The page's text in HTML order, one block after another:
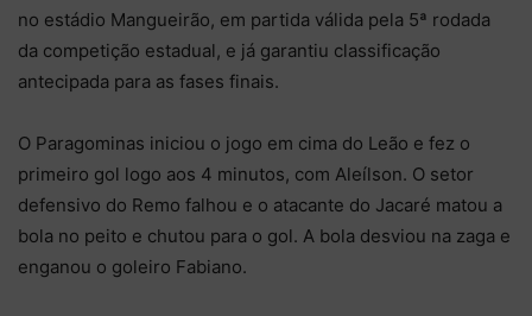
no estádio Mangueirão, em partida válida pela 5ª rodada
da competição estadual, e já garantiu classificação
antecipada para as fases finais.
O Paragominas iniciou o jogo em cima do Leão e fez o
primeiro gol logo aos 4 minutos, com Aleílson. O setor
defensivo do Remo falhou e o atacante do Jacaré matou a
bola no peito e chutou para o gol. A bola desviou na zaga e
enganou o goleiro Fabiano.